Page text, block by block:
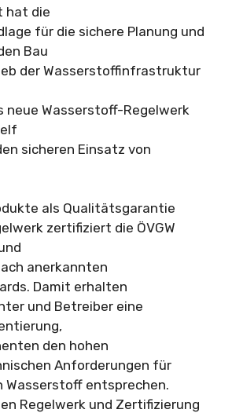
hat die
für die sichere Planung und
Bau
der Wasserstoffinfrastruktur
neue Wasserstoff-Regelwerk
sicheren Einsatz von
als Qualitätsgarantie
zertifiziert die ÖVGW
anerkannten
Damit erhalten
und Betreiber eine
den hohen
Anforderungen für
Wasserstoff entsprechen.
Regelwerk und Zertifizierung